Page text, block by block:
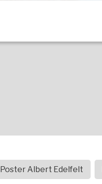
Poster Albert Edelfelt